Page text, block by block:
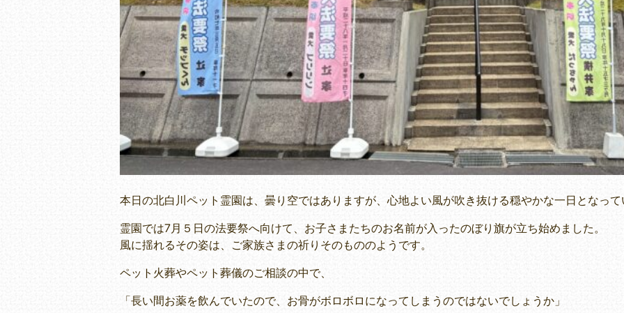
本日の北白川ペット霊園は、曇り空ではありますが、心地よい風が吹き抜ける穏やかな一日となっ
霊園では7月５日の法要祭へ向けて、お子さまたちのお名前が入ったのぼり旗が立ち始めました。
風に揺れるその姿は、ご家族さまの祈りそのもののようです。
ペット火葬やペット葬儀のご相談の中で、
「長い間お薬を飲んでいたので、お骨がボロボロになってしまうのではないでしょうか」